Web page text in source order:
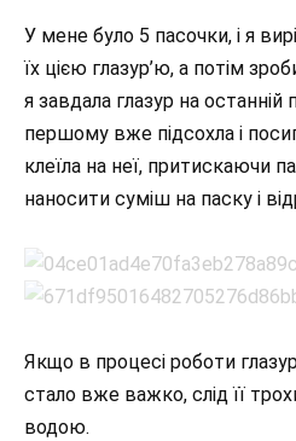
У мене було 5 пасочки, і я
їх цією глазур’ю, а потім
я завдала глазур на останній
першому вже підсохла і
клеїла на неї, притискаючи
наносити суміш на паску і
Якщо в процесі роботи глазур
стало вже важко, слід її
водою.